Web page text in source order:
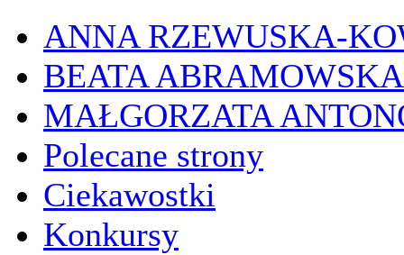
ANNA RZEWUSKA-
BEATA ABRAMOWSKA
MAŁGORZATA
Polecane strony
Ciekawostki
Konkursy